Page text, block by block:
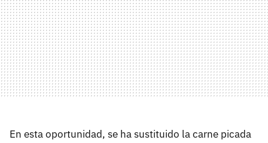
En esta oportunidad, se ha sustituido la carne picada